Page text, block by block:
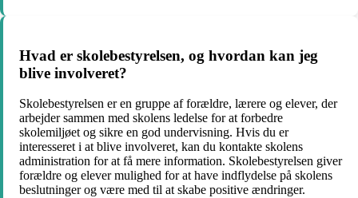
Hvad er skolebestyrelsen, og hvordan kan jeg
blive involveret?
Skolebestyrelsen er en gruppe af forældre, lærere og elever, der
arbejder sammen med skolens ledelse for at forbedre
skolemiljøet og sikre en god undervisning. Hvis du er
interesseret i at blive involveret, kan du kontakte skolens
administration for at få mere information. Skolebestyrelsen giver
forældre og elever mulighed for at have indflydelse på skolens
beslutninger og være med til at skabe positive ændringer.